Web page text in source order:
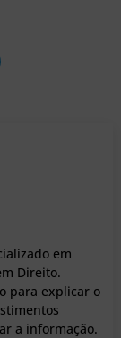
em
Direito.
para explicar o
a informação.